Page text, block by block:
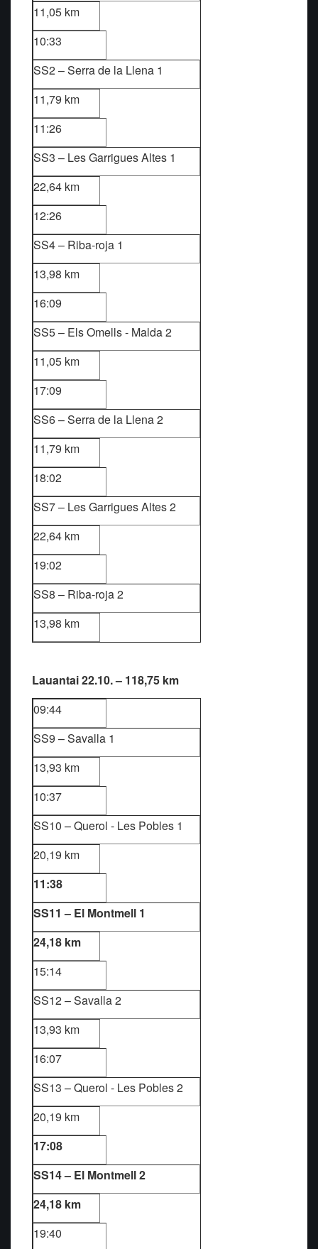
11,05 km
10:33
SS2 – Serra de la Llena 1
11,79 km
11:26
SS3 – Les Garrigues Altes 1
22,64 km
12:26
SS4 – Riba-roja 1
13,98 km
16:09
SS5 – Els Omells - Malda 2
11,05 km
17:09
SS6 – Serra de la Llena 2
11,79 km
18:02
SS7 – Les Garrigues Altes 2
22,64 km
19:02
SS8 – Riba-roja 2
13,98 km
Lauantai 22.10. – 118,75 km
09:44
SS9 – Savalla 1
13,93 km
10:37
SS10 – Querol - Les Pobles 1
20,19 km
11:38
SS11 – El Montmell 1
24,18 km
15:14
SS12 – Savalla 2
13,93 km
16:07
SS13 – Querol - Les Pobles 2
20,19 km
17:08
SS14 – El Montmell 2
24,18 km
19:40